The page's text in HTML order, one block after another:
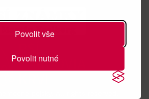
Povolit vše
Povolit nutné